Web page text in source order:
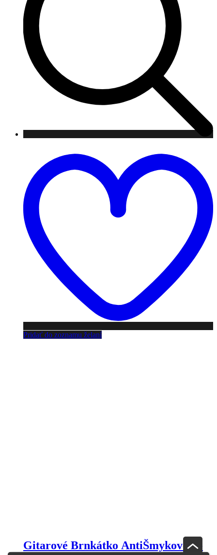
Pridať do zoznamu želaní
Gitarové Brnkátko AntiŠmykové D-